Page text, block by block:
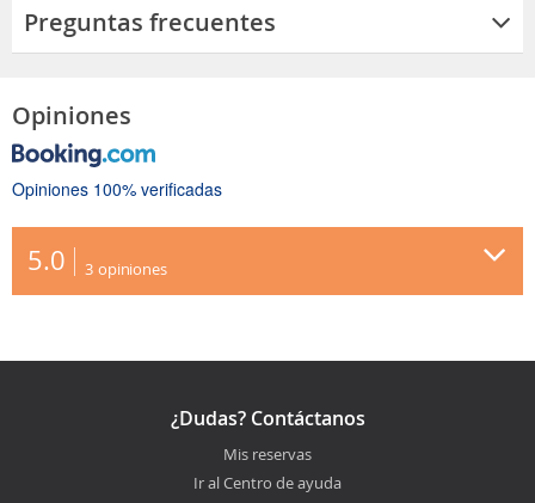
Preguntas frecuentes
Opiniones
Opiniones 100% verificadas
5.0 3 opiniones
¿Dudas? Contáctanos
Mis reservas
Ir al Centro de ayuda